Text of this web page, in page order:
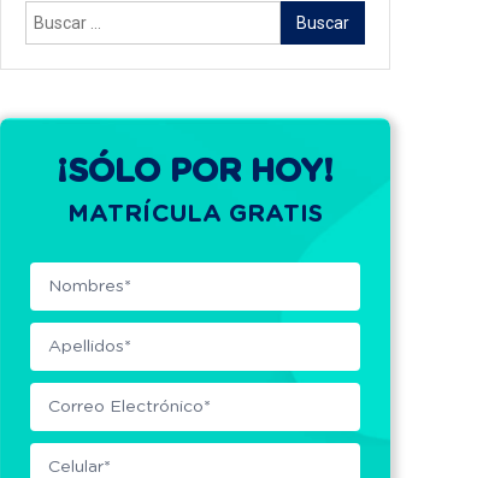
Buscar:
¡SÓLO POR HOY!
MATRÍCULA GRATIS